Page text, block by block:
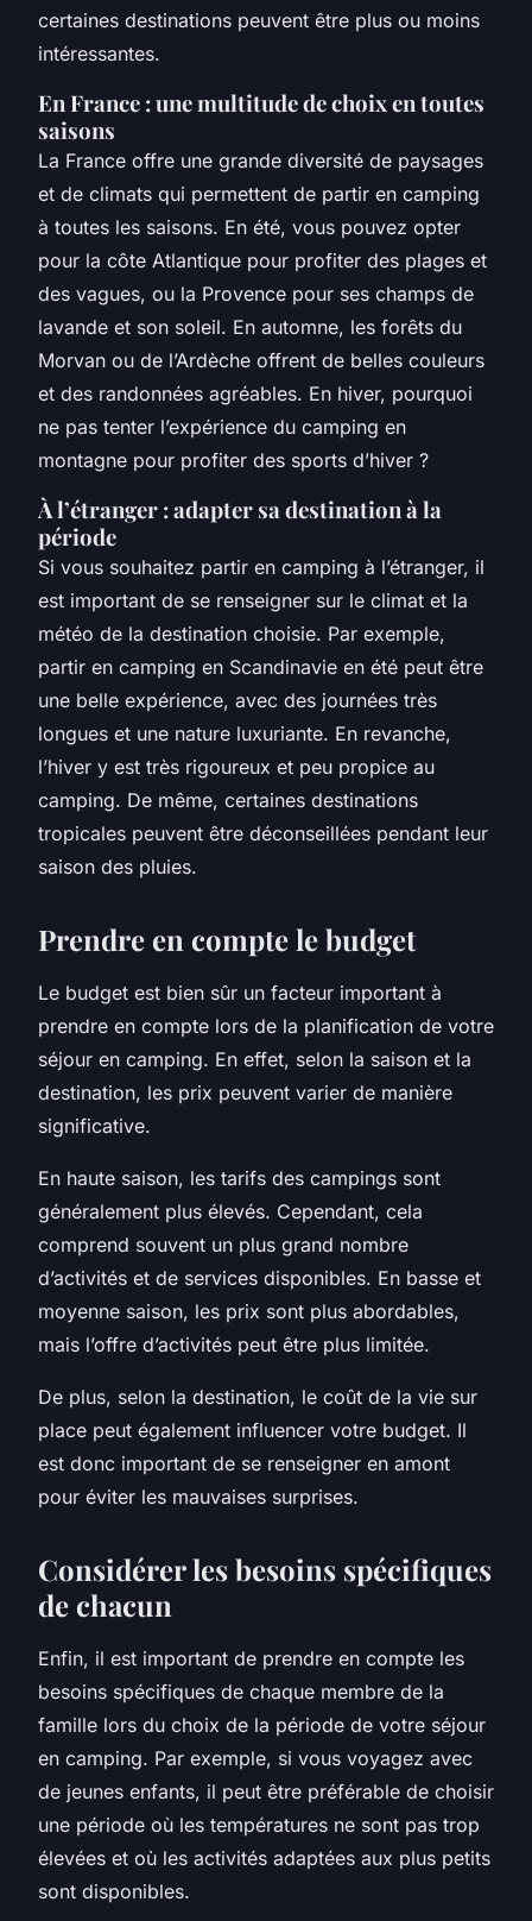
certaines destinations peuvent être plus ou moins
intéressantes.
En France : une multitude de choix en toutes
saisons
La France offre une grande diversité de paysages
et de climats qui permettent de partir en camping
à toutes les saisons. En été, vous pouvez opter
pour la côte Atlantique pour profiter des plages et
des vagues, ou la Provence pour ses champs de
lavande et son soleil. En automne, les forêts du
Morvan ou de l’Ardèche offrent de belles couleurs
et des randonnées agréables. En hiver, pourquoi
ne pas tenter l’expérience du camping en
montagne pour profiter des sports d’hiver ?
À l’étranger : adapter sa destination à la
période
Si vous souhaitez partir en camping à l’étranger, il
est important de se renseigner sur le climat et la
météo de la destination choisie. Par exemple,
partir en camping en Scandinavie en été peut être
une belle expérience, avec des journées très
longues et une nature luxuriante. En revanche,
l’hiver y est très rigoureux et peu propice au
camping. De même, certaines destinations
tropicales peuvent être déconseillées pendant leur
saison des pluies.
Prendre en compte le budget
Le budget est bien sûr un facteur important à
prendre en compte lors de la planification de votre
séjour en camping. En effet, selon la saison et la
destination, les prix peuvent varier de manière
significative.
En haute saison, les tarifs des campings sont
généralement plus élevés. Cependant, cela
comprend souvent un plus grand nombre
d’activités et de services disponibles. En basse et
moyenne saison, les prix sont plus abordables,
mais l’offre d’activités peut être plus limitée.
De plus, selon la destination, le coût de la vie sur
place peut également influencer votre budget. Il
est donc important de se renseigner en amont
pour éviter les mauvaises surprises.
Considérer les besoins spécifiques
de chacun
Enfin, il est important de prendre en compte les
besoins spécifiques de chaque membre de la
famille lors du choix de la période de votre séjour
en camping. Par exemple, si vous voyagez avec
de jeunes enfants, il peut être préférable de choisir
une période où les températures ne sont pas trop
élevées et où les activités adaptées aux plus petits
sont disponibles.